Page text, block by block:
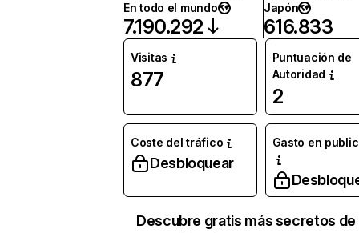
En todo el mundo
7.190.292
Japón
616.833
Visitas
877
Puntuación de
Autoridad
2
Coste del tráfico
Desbloquear
Gasto en
Descubre gratis más secretos de